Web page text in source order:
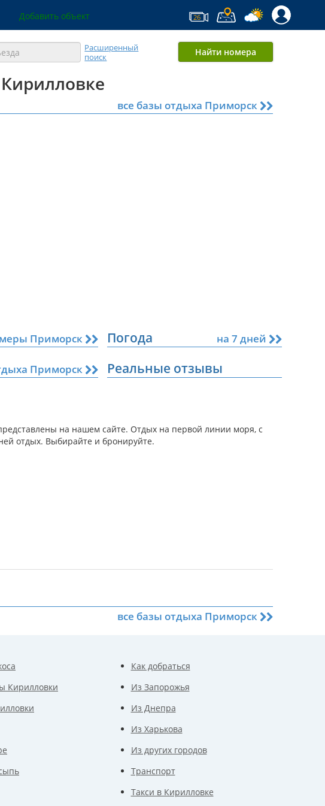
Добавить объект 26
Расширенный
поиск
Найти номера
все базы отдыха Приморск
Приморск Погода на 7 дней
Приморск Реальные отзывы
на нашем сайте. Отдых на первой линии моря, с
отдых. Выбирайте и бронируйте.
все базы отдыха Приморск
Кирилловки
Как добраться
Из Запорожья
Из Днепра
Из Харькова
Из других городов
Транспорт
Такси в Кирилловке